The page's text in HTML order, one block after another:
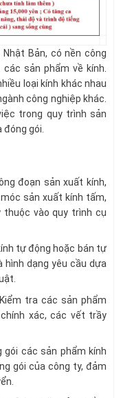
Bản, có nền công
sản phẩm về kính.
loại kính khác nhau
công nghiệp khác.
trong quy trình sản
gói.
đoạn sản xuất kính,
sản xuất kính tấm,
vào quy trình cụ
tự động hoặc bán tự
dạng yêu cầu dựa
tra các sản phẩm
xác, các vết trầy
các sản phẩm kính
gói của công ty, đảm